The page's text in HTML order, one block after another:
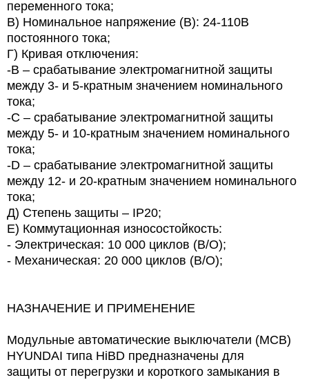
переменного тока;
В) Номинальное напряжение (В): 24-110В
постоянного тока;
Г) Кривая отключения:
-В – срабатывание электромагнитной защиты
между 3- и 5-кратным значением номинального
тока;
-С – срабатывание электромагнитной защиты
между 5- и 10-кратным значением номинального
тока;
-D – срабатывание электромагнитной защиты
между 12- и 20-кратным значением номинального
тока;
Д) Степень защиты – IP20;
Е) Коммутационная износостойкость:
- Электрическая: 10 000 циклов (В/О);
- Механическая: 20 000 циклов (В/О);
НАЗНАЧЕНИЕ И ПРИМЕНЕНИЕ
Модульные автоматические выключатели (МСВ)
HYUNDAI типа HiBD предназначены для
защиты от перегрузки и короткого замыкания в